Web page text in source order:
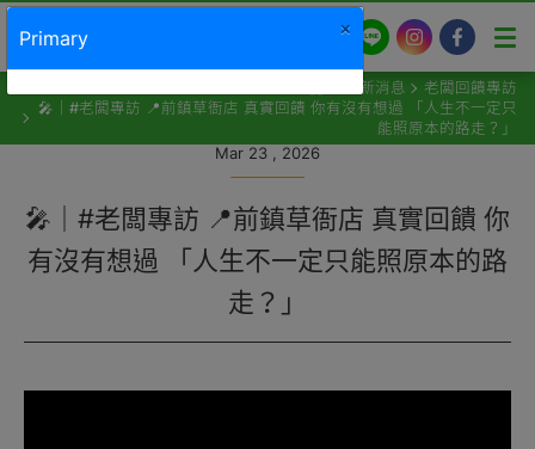
LINE InstagramFacebook
最新消息
老闆回饋專訪
🎤｜#老闆專訪 📍前鎮草衙店 真實回饋 你有沒有想過 「人生不一定只
能照原本的路走？」
Mar 23 , 2026
🎤｜#老闆專訪 📍前鎮草衙店 真實回饋 你
有沒有想過 「人生不一定只能照原本的路
走？」
Primary ×